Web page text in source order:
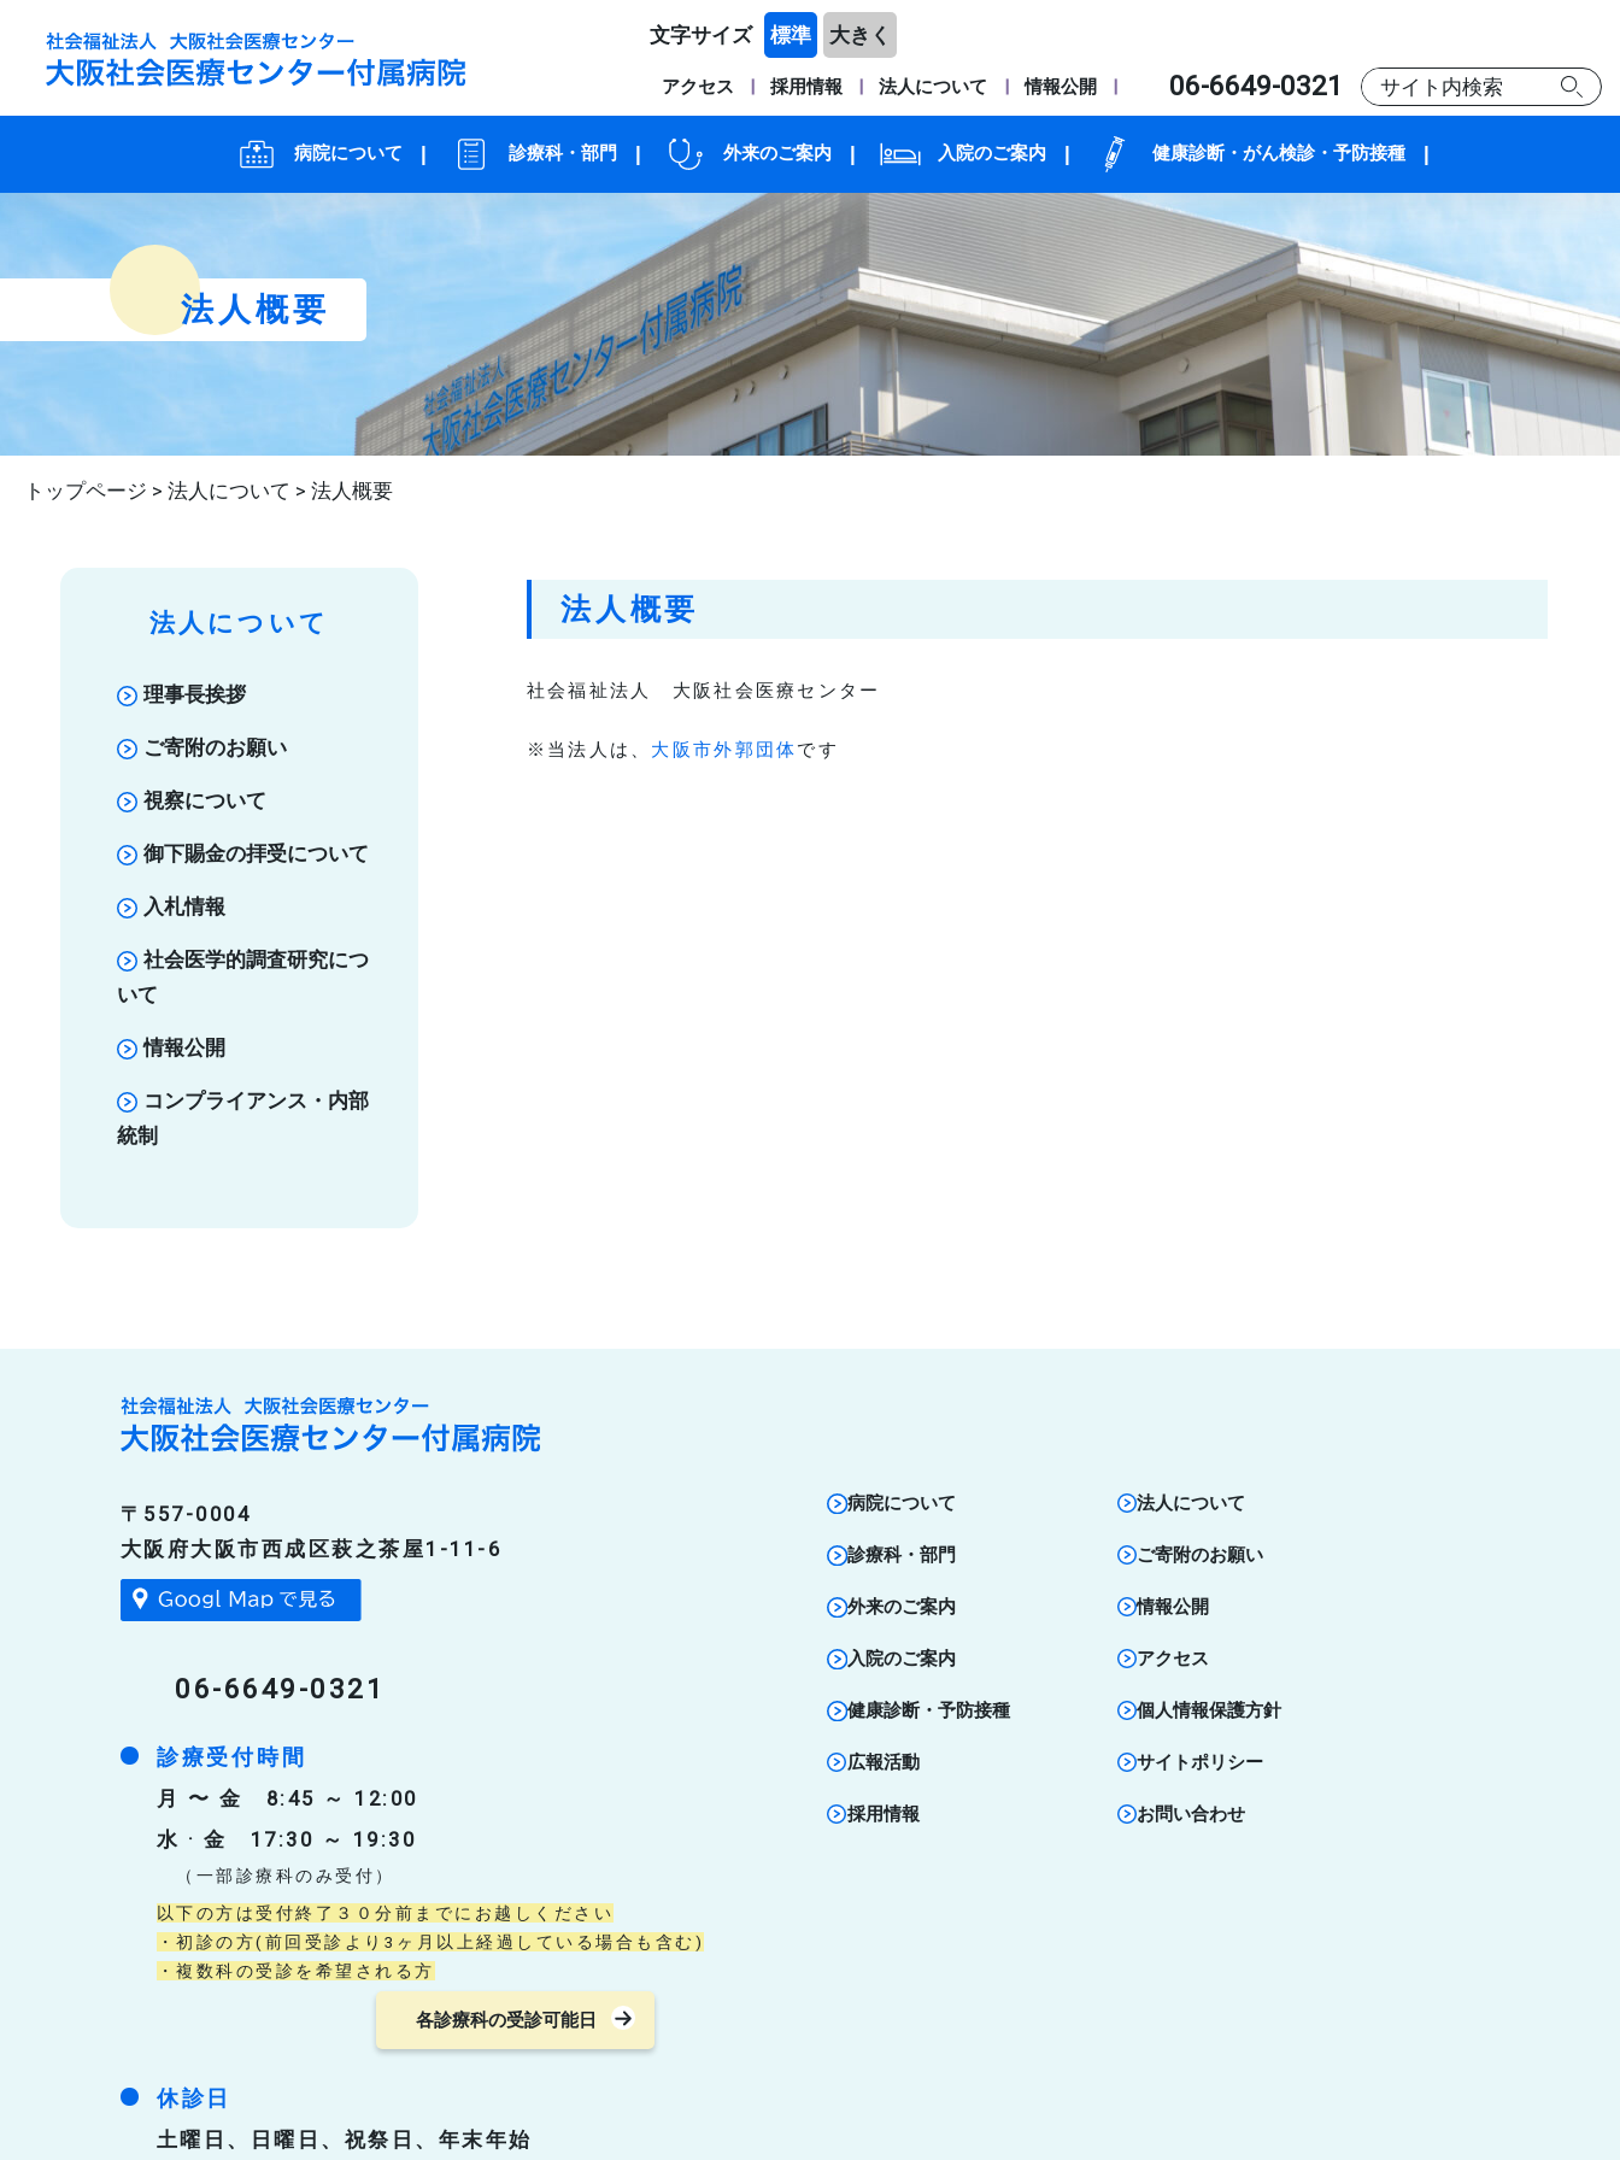
文字サイズ 標準 大きく
アクセス 採用情報 法人について 情報公開 06-6649-0321
病院について 診療科・部門 外来のご案内 入院のご案内 健康診断・がん検診・予防接種
法人概要
トップページ > 法人について > 法人概要
法人について
理事長挨拶
ご寄附のお願い
視察について
御下賜金の拝受について
入札情報
社会医学的調査研究につ
いて
情報公開
コンプライアンス・内部
統制
法人概要
社会福祉法人 大阪社会医療センター
※当法人は、 大阪市外郭団体です
〒557-0004
大阪府大阪市西成区萩之茶屋1-11-6
06-6649-0321
診療受付時間
月 〜 金 8:45 ～ 12:00
水 · 金 17:30 ～ 19:30
（一部診療科のみ受付）
以下の方は受付終了３０分前までにお越しください
・初診の方(前回受診より3ヶ月以上経過している場合も含む)
・複数科の受診を希望される方
各診療科の受診可能日
休診日
土曜日、日曜日、祝祭日、年末年始
病院について
診療科・部門
外来のご案内
入院のご案内
健康診断・予防接種
広報活動
採用情報
法人について
ご寄附のお願い
情報公開
アクセス
個人情報保護方針
サイトポリシー
お問い合わせ